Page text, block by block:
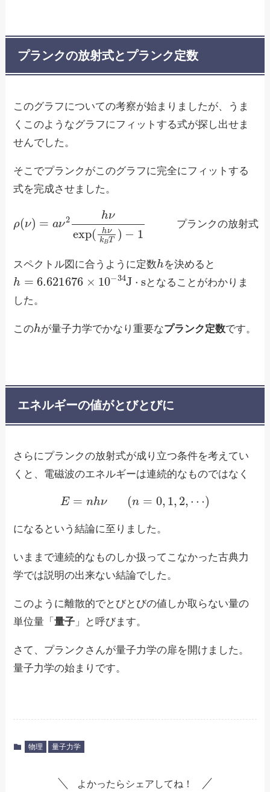
プランクの放射式とプランク定数
このグラフについての考察が始まりましたが、うま
くこのようなグラフにフィットする式が探し出せま
せんでした。
そこでプランクがこのグラフに完全にフィットする
式を完成させました。
プ ラ ン ク の 放 射式
(hν
スペクトル図に合うように定数
h
を決めると
h 6.621676× −34J⋅s
となることがわかりま
した。
この
h
が量子力学でかなり重要なプランク定数です。
エネルギーの値がとびとびに
さらにプランクの放射式が成り立つ条件を考えてい
くと、電磁波のエネルギーは連続的なものではなく
=nhν (n 0,1 ,2 ,⋯
になるという結論に至りました。
いままで連続的なものしか扱ってこなかった古典力
学では説明の出来ない結論でした。
このように離散的でとびとびの値しか取らない量の
単位量「量子 」と呼びます。
さて、プランクさんが量子力学の扉を開けました。
量子力学の始まりです。
物理 量子力学
よかったらシェアしてね！